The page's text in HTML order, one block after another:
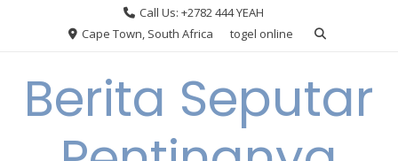
Call Us: +2782 444 YEAH
Cape Town, South Africa
togel online
Berita Seputar